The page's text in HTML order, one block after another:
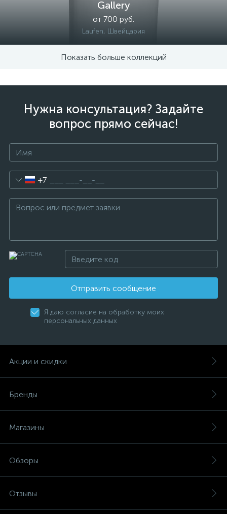
Gallery
от 700 руб.
Laufen, Швейцария
Показать больше коллекций
Нужна консультация? Задайте
вопрос прямо сейчас!
+7
Отправить сообщение
Я даю согласие на обработку моих
персональных данных
Акции и скидки
Бренды
Магазины
Обзоры
Отзывы